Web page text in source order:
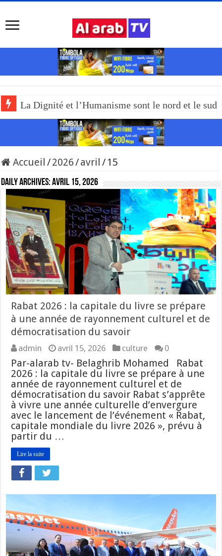
La Dignité et l’Humanisme sont le nord et le
Accueil /2026/avril /15
Daily Archives:avril 15, 2026
Rabat 2026 : la capitale du livre se prépare
à une année de rayonnement culturel et de
démocratisation du savoir
admin avril 15, 2026 culture 0
Par-alarab tv- Belaghrib Mohamed Rabat
2026 : la capitale du livre se prépare à une
année de rayonnement culturel et de
démocratisation du savoir Rabat s’apprête
à vivre une année culturelle d’envergure
avec le lancement de l’événement « Rabat,
capitale mondiale du livre 2026 », prévu à
partir du …
Lire la suite